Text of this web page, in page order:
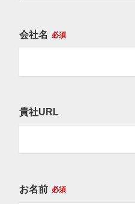
会社名 必須
貴社URL
お名前 必須